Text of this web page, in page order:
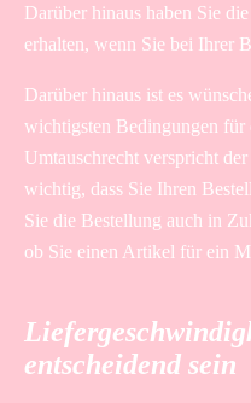
Darüber hinaus haben Sie
erhalten, wenn Sie bei Ihrer
Darüber hinaus ist es
wichtigsten Bedingungen für
Umtauschrecht verspricht
wichtig, dass Sie Ihren
Sie die Bestellung auch in
ob Sie einen Artikel für ein
entscheidend sein